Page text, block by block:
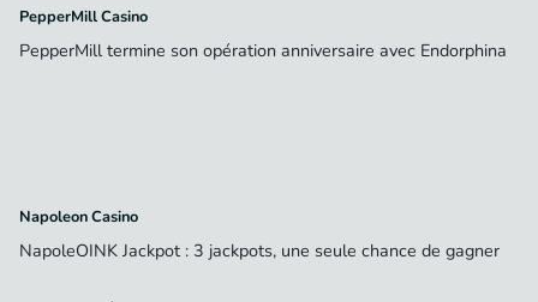
PepperMill Casino
PepperMill termine son opération anniversaire avec Endorphina
Napoleon Casino
NapoleOINK Jackpot : 3 jackpots, une seule chance de gagner